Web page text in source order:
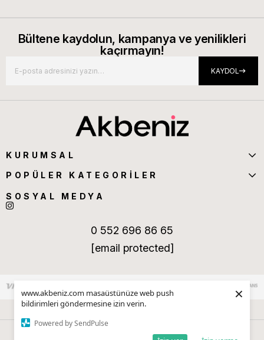
www.akbeniz.com masaüstünüze web push
bildirimleri göndermesine izin verin.
Powered by SendPulse
×
Bültene kaydolun, kampanya ve yenilikleri
kaçırmayın!
KAYDOL
KURUMSAL
POPÜLER KATEGORİLER
SOSYAL MEDYA
0 552 696 86 65
[email protected]